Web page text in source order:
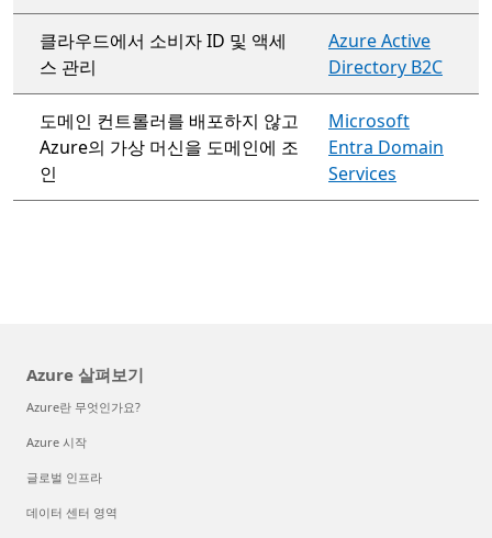
클라우드에서 소비자 ID 및 액세
스 관리
Azure Active
Directory B2C
도메인 컨트롤러를 배포하지 않고
Azure의 가상 머신을 도메인에 조
인
Microsoft
Entra Domain
Services
Azure 살펴보기
Azure란 무엇인가요?
Azure 시작
글로벌 인프라
데이터 센터 영역